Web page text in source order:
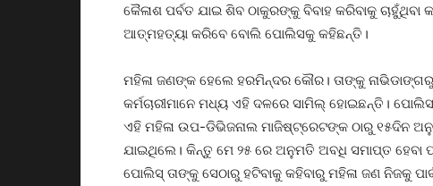
କୈଳାଶ ପର୍ବତ ଯାଇ ଶିବ ଠାକୁରଙ୍କୁ ବିବାହ କରିବାକୁ
ଆତ୍ମହତ୍ୟା କରିବେ ବୋଲି ପୋଲିସକୁ କହିଛନ୍ତି।
ମହିଳା ଜଣଙ୍କ ହେଲେ ହରମିନ୍ଦର କୌର। ତାଙ୍କୁ
କର୍ମଚାରୀମାନେ ମଧ୍ୟ ଏହି ଦଳରେ ସାମିଲ୍‌ ହୋଇଛନ୍ତି।
ଏହି ମହିଳା ଉପ-ଡିଭିଜନାଲ ମାଜିଷ୍ଟ୍ରେଟଙ୍କ ଠାରୁ ୧୫ଦିନ
ଯାଇଥିଲେ। କିନ୍ତୁ ମେ ୨୫ ରେ ଅନୁମତି ଅବଧି ସମାପ୍ତ ହେବା
ପୋଲିସ୍‌ ତାଙ୍କୁ ସେଠାରୁ ହଟିବାକୁ କହିବାରୁ ମହିଳା ଜଣ ନିଜକୁ